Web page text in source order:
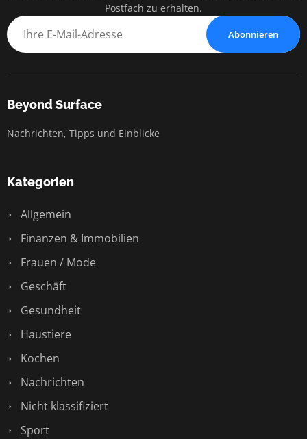
Postfach zu erhalten.
Abonnieren
Beyond Surface
Nachrichten, Tipps und Einblicke
Kategorien
Allgemein
Finanzen & Immobilien
Frauen / Mode
Geschäft
Gesundheit
Haustiere
Kochen
Nachrichten
Nicht klassifiziert
Sport